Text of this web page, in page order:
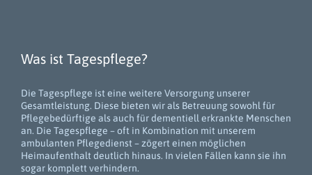
Was ist Tagespflege?
Die Tagespflege ist eine weitere Versorgung unserer
Gesamtleistung. Diese bieten wir als Betreuung sowohl für
Pflegebedürftige als auch für dementiell erkrankte Menschen
an. Die Tagespflege – oft in Kombination mit unserem
ambulanten Pflegedienst – zögert einen möglichen
Heimaufenthalt deutlich hinaus. In vielen Fällen kann sie ihn
sogar komplett verhindern.